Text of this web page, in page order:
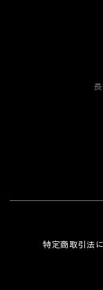
特定商取引法